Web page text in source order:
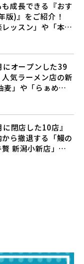
も成長できる『おす
版)』をご紹介！
レッスン」や「本格
い自分を見つけよ
にオープンした39
気ラーメン店の新
麦」や「らぁめん
くさん♪
閉店した10店』
ら撤退する「鰻の
新潟小新店」が